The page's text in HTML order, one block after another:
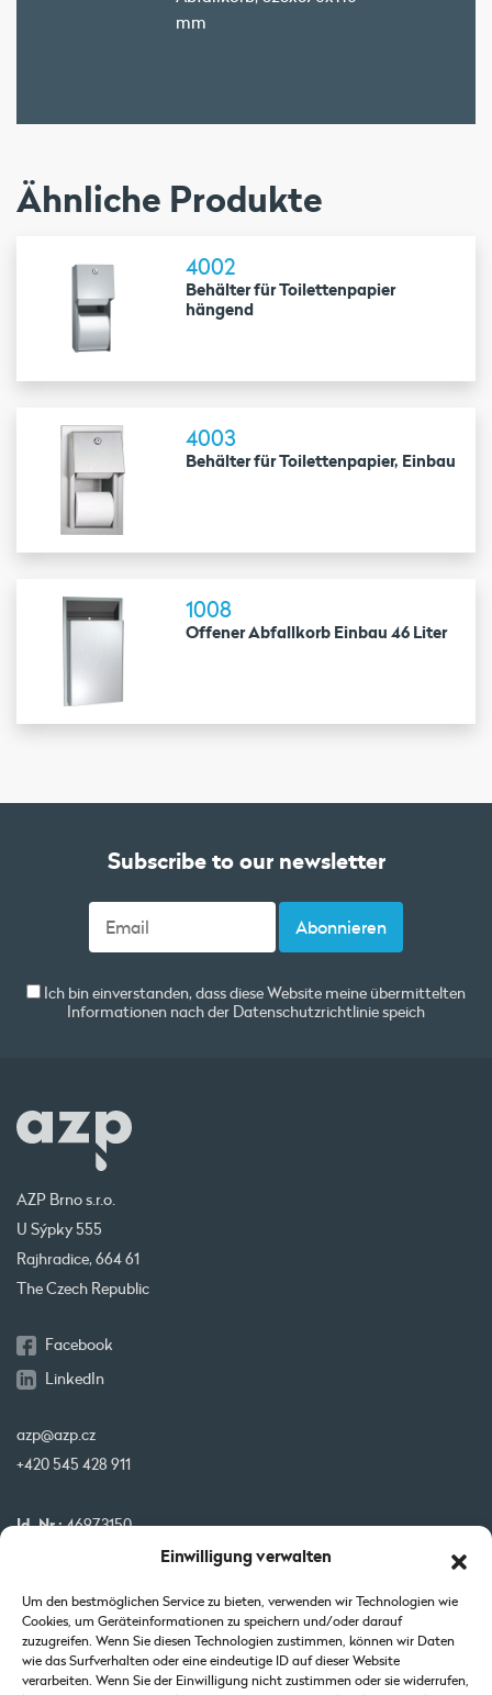
Einwilligung verwalten
Um den bestmöglichen Service zu bieten, verwenden wir Technologien wie
Cookies, um Geräteinformationen zu speichern und/oder darauf
zuzugreifen. Wenn Sie diesen Technologien zustimmen, können wir Daten
wie das Surfverhalten oder eine eindeutige ID auf dieser Website
verarbeiten. Wenn Sie der Einwilligung nicht zustimmen oder sie widerrufen,
mm
Ähnliche Produkte
4002
Behälter für Toilettenpapier
hängend
4003
Behälter für Toilettenpapier, Einbau
1008
Offener Abfallkorb Einbau 46 Liter
Subscribe to our newsletter
Ich bin einverstanden, dass diese Website meine übermittelten
Informationen nach der Datenschutzrichtliniespeich
AZP Brno s.r.o.
U Sýpky 555
Rajhradice, 664 61
The Czech Republic
Facebook
LinkedIn
azp@azp.cz
+420 545 428 911
Id. Nr.:46973150
CZ46973150
BIC:GIBA CZ PX
Unsere Projekte werden von der EU kofinanziert